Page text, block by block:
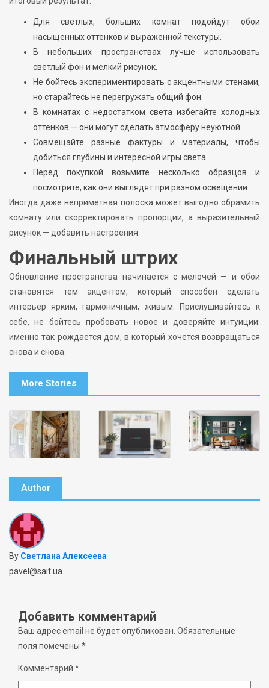
Для светлых, больших комнат подойдут обои
насыщенных оттенков и выраженной текстуры.
В небольших пространствах лучше использовать
светлый фон и мелкий рисунок.
Не бойтесь экспериментировать с акцентными стенами,
но старайтесь не перегружать общий фон.
В комнатах с недостатком света избегайте холодных
оттенков — они могут сделать атмосферу неуютной.
Совмещайте разные фактуры и материалы, чтобы
добиться глубины и интересной игры света.
Перед покупкой возьмите несколько образцов и
посмотрите, как они выглядят при разном освещении.
Иногда даже неприметная полоска может выгодно обрамить
комнату или скорректировать пропорции, а выразительный
рисунок — добавить настроения.
Финальный штрих
Обновление пространства начинается с мелочей — и обои
становятся тем акцентом, который способен сделать
интерьер ярким, гармоничным, живым. Прислушивайтесь к
себе, не бойтесь пробовать новое и доверяйте интуиции:
именно так рождается дом, в который хочется возвращаться
снова и снова.
More Stories
Author
By Светлана Алексеева
pavel@sait.ua
Добавить комментарий
Ваш адрес email не будет опубликован. Обязательные
поля помечены *
Комментарий *